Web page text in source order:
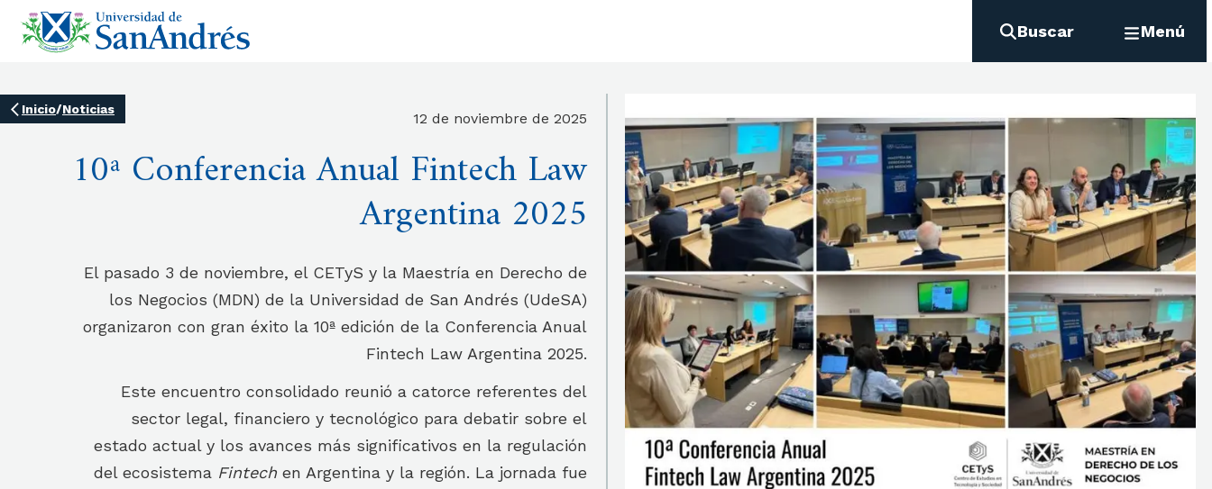
Buscar Menú
Inicio/Noticias
12 de noviembre de 2025
10ª Conferencia Anual Fintech Law
Argentina 2025
El pasado 3 de noviembre, el CETyS y la Maestría en Derecho de
los Negocios (MDN) de la Universidad de San Andrés (UdeSA)
organizaron con gran éxito la 10ª edición de la Conferencia Anual
Fintech Law Argentina 2025.
Este encuentro consolidado reunió a catorce referentes del
sector legal, financiero y tecnológico para debatir sobre el
estado actual y los avances más significativos en la regulación
del ecosistema Fintech en Argentina y la región. La jornada fue